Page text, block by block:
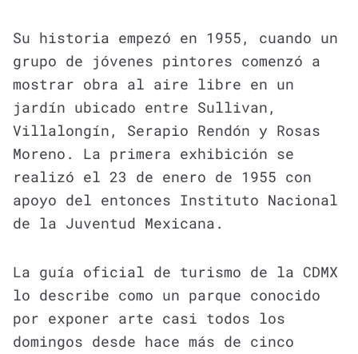
Su historia empezó en 1955, cuando un
grupo de jóvenes pintores comenzó a
mostrar obra al aire libre en un
jardín ubicado entre Sullivan,
Villalongín, Serapio Rendón y Rosas
Moreno. La primera exhibición se
realizó el 23 de enero de 1955 con
apoyo del entonces Instituto Nacional
de la Juventud Mexicana.
La guía oficial de turismo de la CDMX
lo describe como un parque conocido
por exponer arte casi todos los
domingos desde hace más de cinco